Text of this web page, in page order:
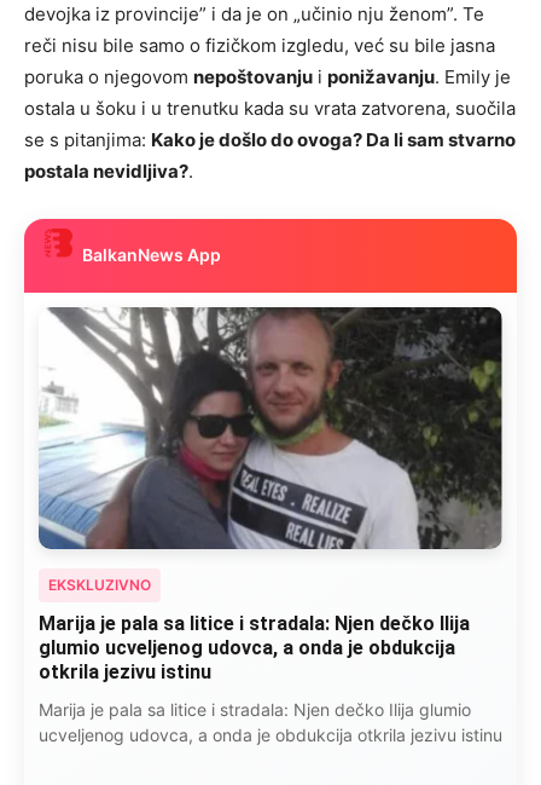
devojka iz provincije” i da je on „učinio nju ženom”. Te
reči nisu bile samo o fizičkom izgledu, već su bile jasna
poruka o njegovom nepoštovanju i ponižavanju. Emily je
ostala u šoku i u trenutku kada su vrata zatvorena, suočila
se s pitanjima: Kako je došlo do ovoga? Da li sam stvarno
postala nevidljiva?.
BalkanNews App
EKSKLUZIVNO
Marija je pala sa litice i stradala: Njen dečko Ilija
glumio ucveljenog udovca, a onda je obdukcija
otkrila jezivu istinu
Marija je pala sa litice i stradala: Njen dečko Ilija glumio
ucveljenog udovca, a onda je obdukcija otkrila jezivu istinu